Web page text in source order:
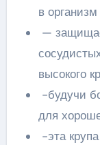
в
—
высокого
-будучи
для
-эта